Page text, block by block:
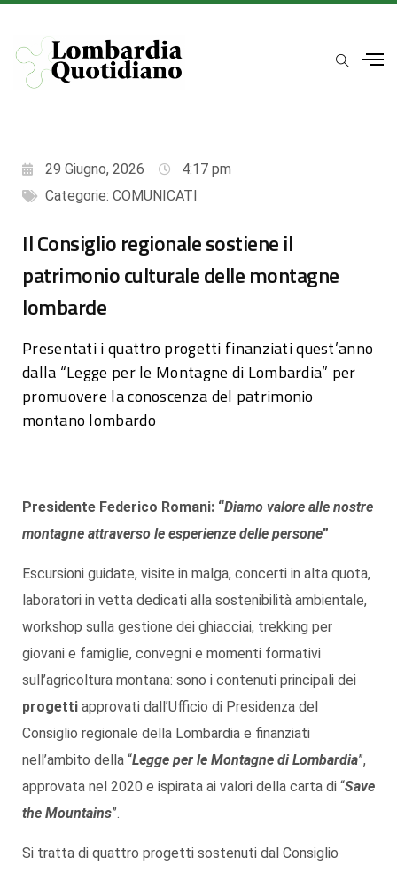
29 Giugno, 2026
4:17 pm
Categorie: COMUNICATI
Il Consiglio regionale sostiene il
patrimonio culturale delle montagne
lombarde
Presentati i quattro progetti finanziati quest’anno
dalla “Legge per le Montagne di Lombardia” per
promuovere la conoscenza del patrimonio
montano lombardo
Presidente Federico Romani: “Diamo valore alle nostre
montagne attraverso le esperienze delle persone”
Escursioni guidate, visite in malga, concerti in alta quota,
laboratori in vetta dedicati alla sostenibilità ambientale,
workshop sulla gestione dei ghiacciai, trekking per
giovani e famiglie, convegni e momenti formativi
sull’agricoltura montana: sono i contenuti principali dei
progetti approvati dall’Ufficio di Presidenza del
Consiglio regionale della Lombardia e finanziati
nell’ambito della “Legge per le Montagne di Lombardia”,
approvata nel 2020 e ispirata ai valori della carta di “Save
the Mountains”.
Si tratta di quattro progetti sostenuti dal Consiglio